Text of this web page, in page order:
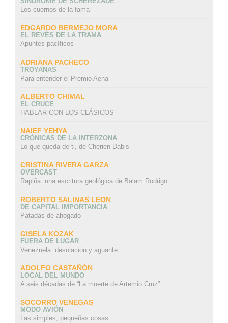
Los cuernos de la fama
EDGARDO BERMEJO MORA
EL REVÉS DE LA TRAMA
Apuntes pacíficos
ADRIANA PACHECO
TROYANAS
Para entender el Premio Aena
ALBERTO CHIMAL
EL CRUCE
HABLAR CON LOS CLÁSICOS
NAIEF YEHYA
CRÓNICAS DE LA INTERZONA
Lo que queda de ti, de Cherien Dabis
CRISTINA RIVERA GARZA
OVERCAST
Rapiña: una escritura geológica de Balam Rodrigo
ROBERTO SALINAS LEON
DE CAPITAL IMPORTANCIA
Patadas de ahogado
GISELA KOZAK
FUERA DE LUGAR
Venezuela: desolación y aguante
ADOLFO CASTAÑÓN
LOCAL DEL MUNDO
A seis décadas de “La muerte de Artemio Cruz”
SOCORRO VENEGAS
MODO AVIÓN
Las simples, pequeñas cosas